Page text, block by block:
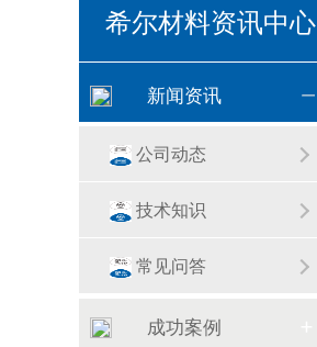
希尔材料资讯中心
新闻资讯
公司动态
技术知识
常见问答
成功案例